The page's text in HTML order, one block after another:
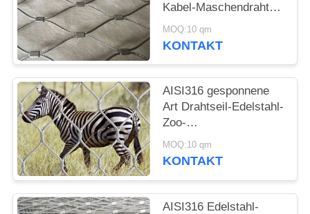
Kabel-Maschendraht-
Filetarbeit für das Zoo-
Brechen beständig
MOQ:10 qm
KONTAKT
AISI316 gesponnene
Art Drahtseil-Edelstahl-
Zoo-
Masche/Tiereinschließungs-
Fechten
MOQ:10 qm
KONTAKT
AISI316 Edelstahl-